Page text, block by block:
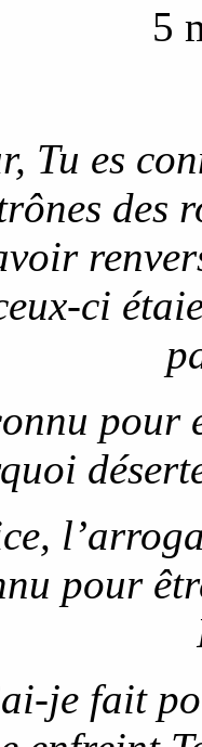
5
Tu es
des
ci
pour
pour
je fait